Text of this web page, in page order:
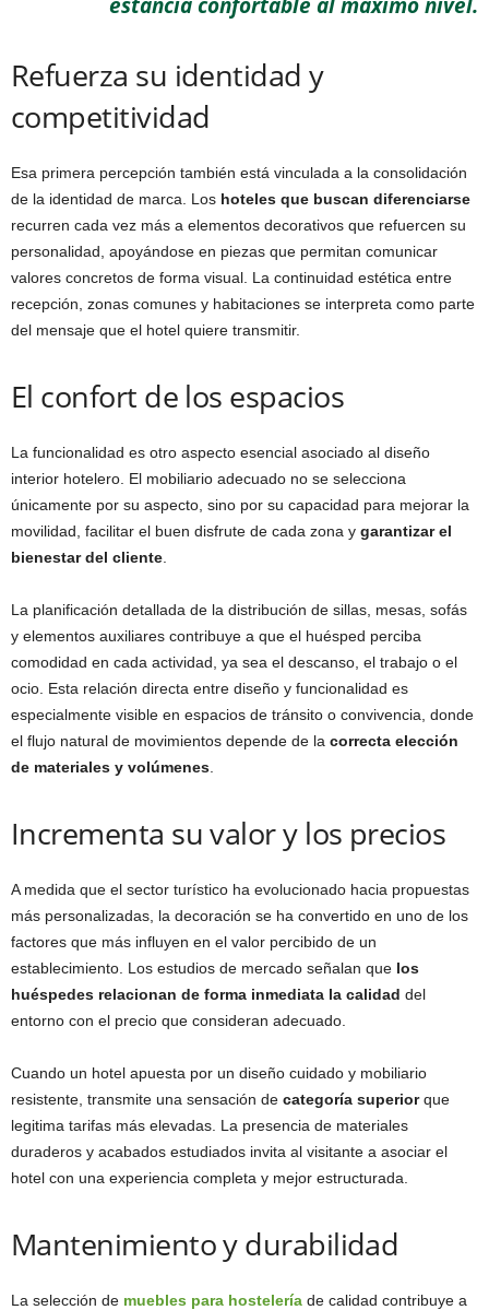
Refuerza su identidad y
competitividad
Esa primera percepción también está vinculada a la consolidación
de la identidad de marca. Los hoteles que buscan diferenciarse
recurren cada vez más a elementos decorativos que refuercen su
personalidad, apoyándose en piezas que permitan comunicar
valores concretos de forma visual. La continuidad estética entre
recepción, zonas comunes y habitaciones se interpreta como parte
del mensaje que el hotel quiere transmitir.
El confort de los espacios
La funcionalidad es otro aspecto esencial asociado al diseño
interior hotelero. El mobiliario adecuado no se selecciona
únicamente por su aspecto, sino por su capacidad para mejorar la
movilidad, facilitar el buen disfrute de cada zona y garantizar el
bienestar del cliente
La planificación detallada de la distribución de sillas, mesas, sofás
y elementos auxiliares contribuye a que el huésped perciba
comodidad en cada actividad, ya sea el descanso, el trabajo o el
ocio. Esta relación directa entre diseño y funcionalidad es
especialmente visible en espacios de tránsito o convivencia, donde
el flujo natural de movimientos depende de la correcta elección
de materiales y volúmenes
Incrementa su valor y los precios
A medida que el sector turístico ha evolucionado hacia propuestas
más personalizadas, la decoración se ha convertido en uno de los
factores que más influyen en el valor percibido de un
establecimiento. Los estudios de mercado señalan que los
huéspedes relacionan de forma inmediata la calidad del
entorno con el precio que consideran adecuado.
Cuando un hotel apuesta por un diseño cuidado y mobiliario
resistente, transmite una sensación de categoría superiorque
legitima tarifas más elevadas. La presencia de materiales
duraderos y acabados estudiados invita al visitante a asociar el
hotel con una experiencia completa y mejor estructurada.
Mantenimiento y durabilidad
La selección de muebles para hostelería de calidad contribuye a